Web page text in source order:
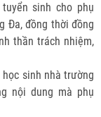
sinh cho phụ
Đa, đồng thời đồng
thần trách nhiệm,
sinh nhà trường
nội dung mà phụ